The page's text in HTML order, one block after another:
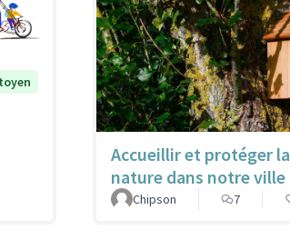
Accueillir et protéger la
nature dans notre ville
Chipson
7